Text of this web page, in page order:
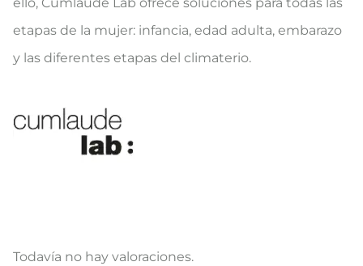
etapas de la mujer: infancia, edad adulta, embarazo
y las diferentes etapas del climaterio.
Todavía no hay valoraciones.